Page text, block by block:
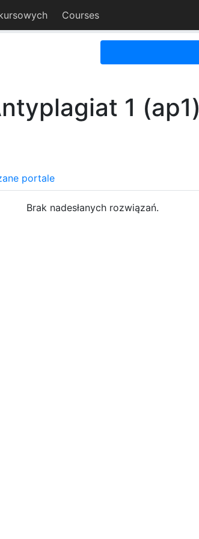
Courses
1 (ap1)
portale
Brak nadesłanych rozwiązań.